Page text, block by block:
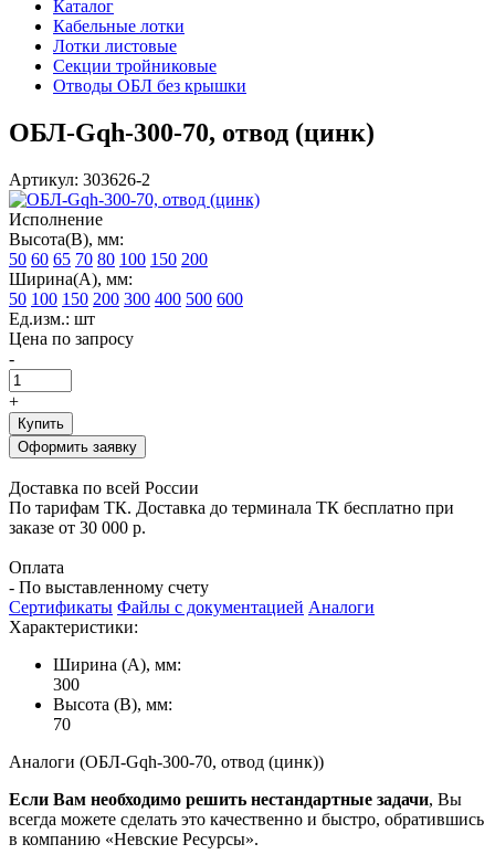
Каталог
Кабельные лотки
Лотки листовые
Секции тройниковые
Отводы ОБЛ без крышки
ОБЛ-Gqh-300-70, отвод (цинк)
Артикул: 303626-2
Исполнение
Высота(В), мм:
50 60 65 70 80 100 150 200
Ширина(А), мм:
50 100 150 200 300 400 500 600
Ед.изм.: шт
Цена по запросу
-
+
Купить
Оформить заявку
Доставка по всей России
По тарифам ТК. Доставка до терминала ТК бесплатно при
заказе от 30 000 р.
Оплата
- По выставленному счету
Сертификаты Файлы с документацией Аналоги
Характеристики:
Ширина (А), мм:
300
Высота (В), мм:
70
Аналоги (ОБЛ-Gqh-300-70, отвод (цинк))
Если Вам необходимо решить нестандартные задачи, Вы
всегда можете сделать это качественно и быстро, обратившись
в компанию «Невские Ресурсы».